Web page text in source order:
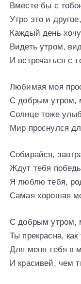
Вместе бы с
Утро это и другое,
Каждый день
Видеть утром,
И встречаться с
Любимая моя
С добрым утром,
Солнце тоже
Мир проснулся
Собирайся,
Ждут тебя
Я люблю тебя,
Самая хорошая
С добрым утром,
Ты прекрасна, как
Для меня тебя в
И красивей, чем